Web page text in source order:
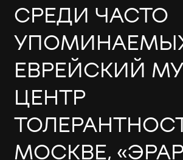
СРЕДИ ЧАСТО
ЕВРЕЙСКИЙ
ЦЕНТР
МОСКВЕ,